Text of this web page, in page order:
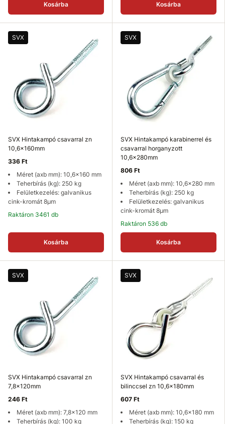
Kosárba Kosárba
SVX
SVX Hintakampó csavarral zn
10,6x160mm
336 Ft
Méret (axb mm): 10,6x160 mm
Teherbírás (kg): 250 kg
Felületkezelés: galvanikus
cink-kromát 8µm
Raktáron 3461 db
Kosárba
SVX
SVX Hintakampó karabinerrel és
csavarral horganyzott
10,6x280mm
806 Ft
Méret (axb mm): 10,6x280 mm
Teherbírás (kg): 250 kg
Felületkezelés: galvanikus
cink-kromát 8µm
Raktáron 536 db
Kosárba
SVX
SVX Hintakampó csavarral zn
7,8x120mm
246 Ft
Méret (axb mm): 7,8x120 mm
Teherbírás (kg): 100 kg
SVX
SVX Hintakampó csavarral és
bilinccsel zn 10,6x180mm
607 Ft
Méret (axb mm): 10,6x180 mm
Teherbírás (kg): 150 kg